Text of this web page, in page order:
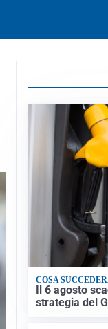
COSA
Il 6 agosto
strategia del